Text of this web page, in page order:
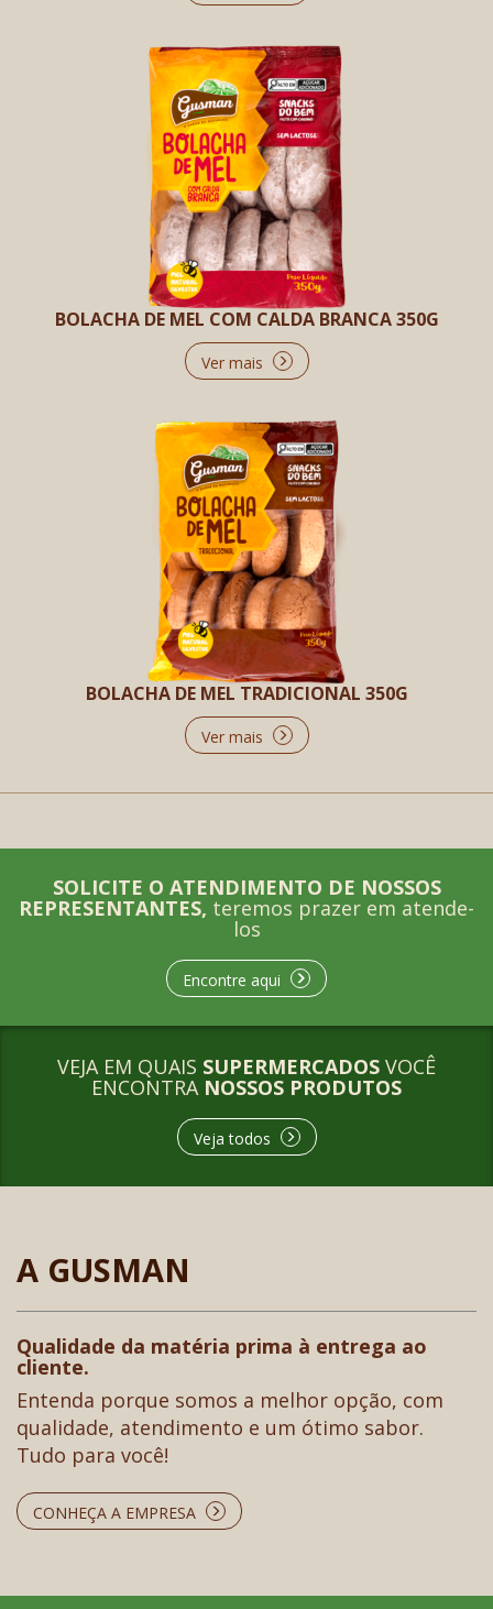
BOLACHA DE MEL COM CALDA BRANCA 350G
Ver mais
BOLACHA DE MEL TRADICIONAL 350G
Ver mais
SOLICITE O ATENDIMENTO DE NOSSOS
REPRESENTANTES, teremos prazer em atende-
los
Encontre aqui
VEJA EM QUAIS SUPERMERCADOS VOCÊ
ENCONTRA NOSSOS PRODUTOS
Veja todos
A GUSMAN
Qualidade da matéria prima à entrega ao
cliente.
Entenda porque somos a melhor opção, com
qualidade, atendimento e um ótimo sabor.
Tudo para você!
CONHEÇA A EMPRESA